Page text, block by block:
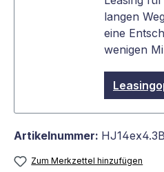
langen
eine
wenigen
Artikelnummer:
Zum Merkzettel hinzufügen